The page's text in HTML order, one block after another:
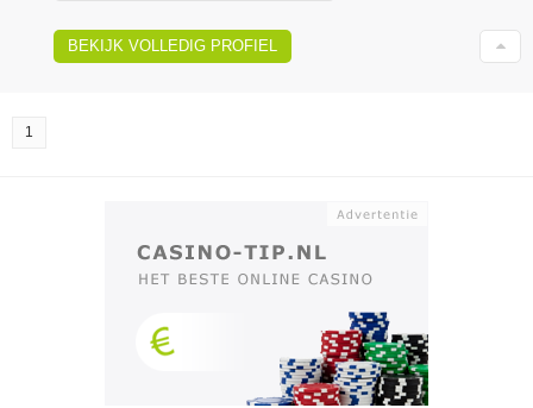
BEKIJK VOLLEDIG PROFIEL
1